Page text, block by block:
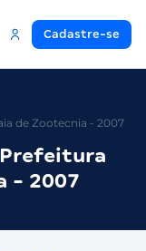
Cadastre-se
de Zootecnia - 2007
- 2007